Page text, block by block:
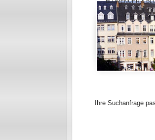
Ihre Suchanfrage